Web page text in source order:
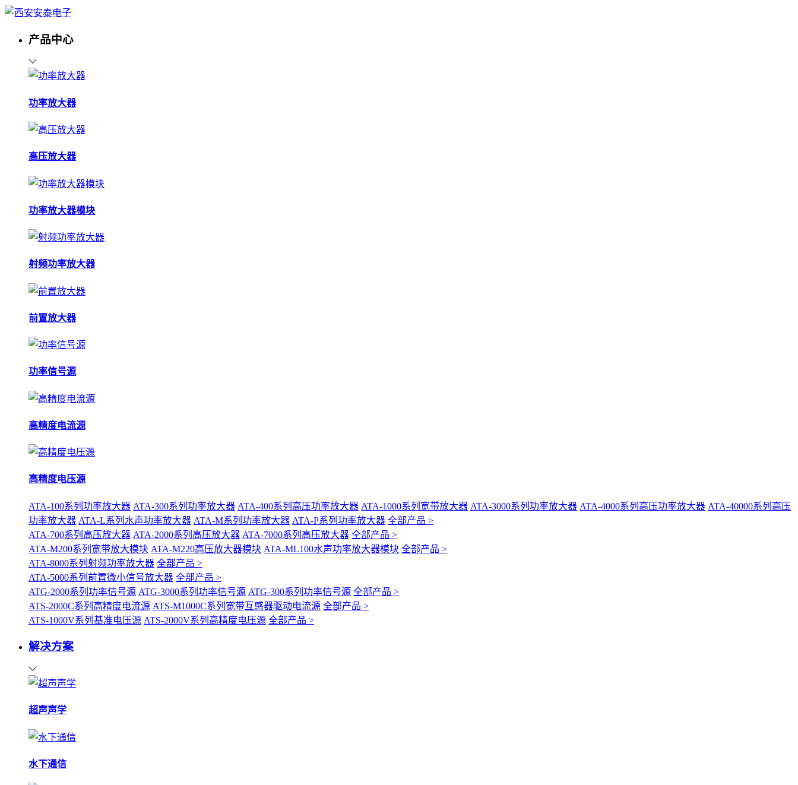
产品中心
功率放大器
高压放大器
功率放大器模块
射频功率放大器
前置放大器
功率信号源
高精度电流源
高精度电压源
ATA-100系列功率放大器 ATA-300系列功率放大器 ATA-400系列高压功率放大器 ATA-1000系列宽带放大器 ATA-3000系列功率放大器 ATA-4000系列高压功率放大器 ATA-40000系列高压
功率放大器 ATA-L系列水声功率放大器 ATA-M系列功率放大器 ATA-P系列功率放大器 全部产品 >
ATA-700系列高压放大器 ATA-2000系列高压放大器 ATA-7000系列高压放大器 全部产品 >
ATA-M200系列宽带放大模块 ATA-M220高压放大器模块 ATA-ML100水声功率放大器模块 全部产品 >
ATA-8000系列射频功率放大器 全部产品 >
ATA-5000系列前置微小信号放大器 全部产品 >
ATG-2000系列功率信号源 ATG-3000系列功率信号源 ATG-300系列功率信号源 全部产品 >
ATS-2000C系列高精度电流源 ATS-M1000C系列宽带互感器驱动电流源 全部产品 >
ATS-1000V系列基准电压源 ATS-2000V系列高精度电压源 全部产品 >
解决方案
超声声学
水下通信